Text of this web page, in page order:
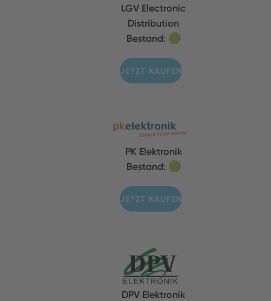
LGV Electronic
Distribution
Bestand:
JETZT KAUFEN
PK Elektronik
Bestand:
JETZT KAUFEN
DPV Elektronik